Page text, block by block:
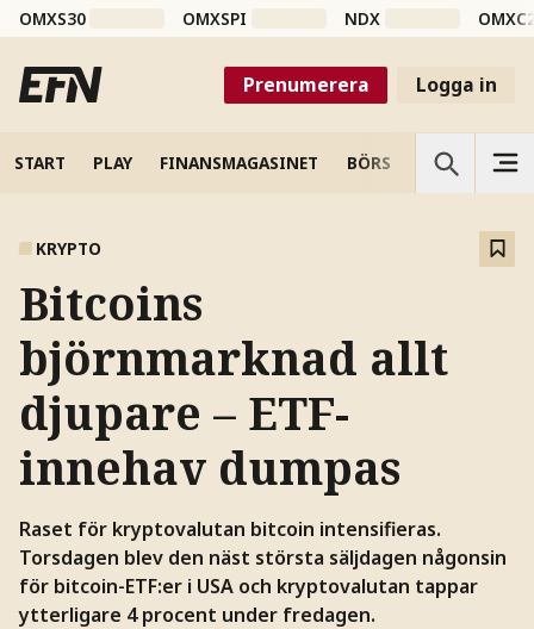
OMXS30 OMXSPI NDX
Prenumerera Logga in
START PLAY FINANSMAGASINET BÖRS VETENSKAP
KRYPTO
Bitcoins
björnmarknad allt
djupare – ETF-
innehav dumpas
Raset för kryptovalutan bitcoin intensifieras.
Torsdagen blev den näst största säljdagen någonsin
för bitcoin-ETF:er i USA och kryptovalutan tappar
ytterligare 4 procent under fredagen.